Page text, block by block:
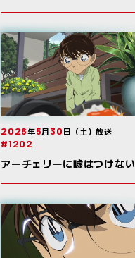
2026年5月30日（土）放送
#1202
アーチェリーに嘘はつけない